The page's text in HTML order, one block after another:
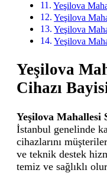
Yeşilova
Yeşilova
Yeşilova
Yeşilova
Yeşilova
Cihazı
Yeşilova Mahallesi
İstanbul genelinde
cihazlarını
ve teknik destek
temiz ve sağlıklı